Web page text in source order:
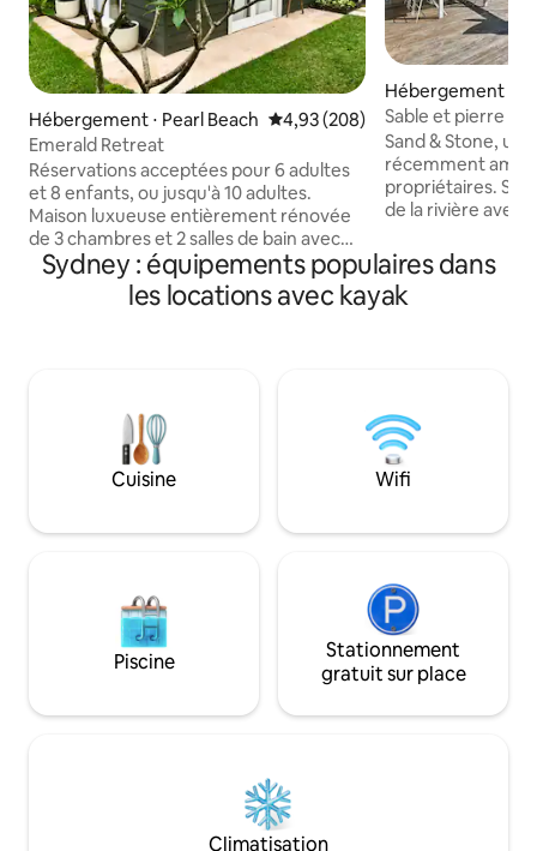
Hébergement ⋅ Pearl Beach Évaluation moyenne sur la
4,93 (208)
Emerald Retreat
Réservations acceptées pour 6 adultes
et 8 enfants, ou jusqu'à 10 adultes.
Maison luxueuse entièrement rénovée
de 3 chambres et 2 salles de bain avec
piscine et tous les nouveaux
équipements. La cabane séparée dans
l'arrière-cour comprend une chambre
grands jardins calmes entièrement
clôturés avec piscine. Emerald Retreat
se trouve à 400 m à pied de la meilleure
plage de la côte centrale. Parfait pour
Hébergement ⋅
ters
Sable et pierre :
bateau
Sand & Stone, un
récemment
propriétaires.
de la rivière avec
et Berowra Waters. Avec une
imprenable sur la
beauté du grès
des vérandas,
des terrasses et
l'extérieur avec
Sydney : équipements populaires dans
les locations avec kayak
Cuisine Wifi
Piscine
Stationnement
gratuit sur place
Climatisation